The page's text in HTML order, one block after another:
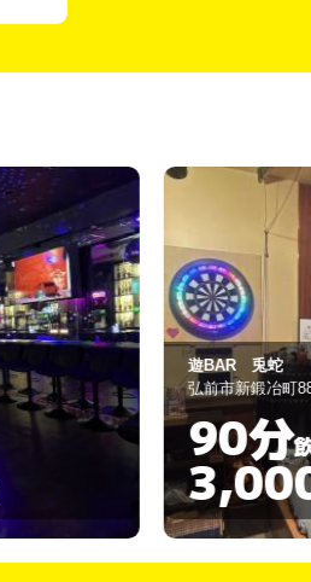
遊BAR 兎蛇
弘前市新鍛冶町
90分